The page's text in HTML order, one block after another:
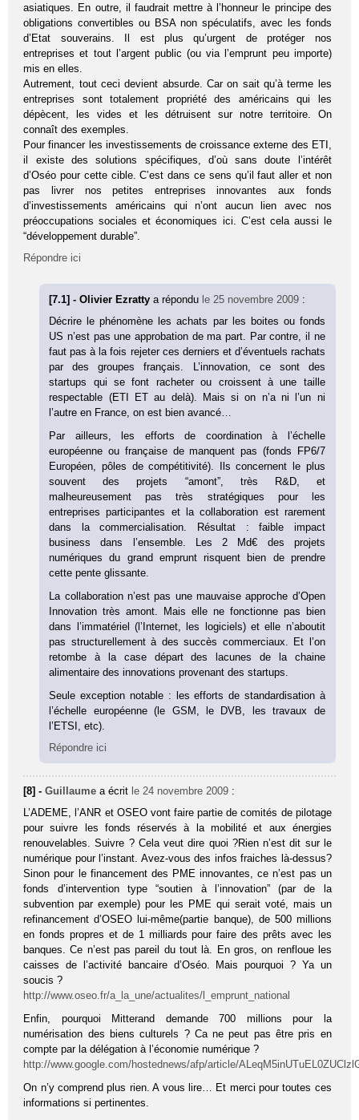
asiatiques. En outre, il faudrait mettre à l’honneur le principe des
obligations convertibles ou BSA non spéculatifs, avec les fonds
d’Etat souverains. Il est plus qu’urgent de protéger nos
entreprises et tout l’argent public (ou via l’emprunt peu importe)
mis en elles.
Autrement, tout ceci devient absurde. Car on sait qu’à terme les
entreprises sont totalement propriété des américains qui les
dépècent, les vides et les détruisent sur notre territoire. On
connaît des exemples.
Pour financer les investissements de croissance externe des ETI,
il existe des solutions spécifiques, d’où sans doute l’intérêt
d’Oséo pour cette cible. C’est dans ce sens qu’il faut aller et non
pas livrer nos petites entreprises innovantes aux fonds
d’investissements américains qui n’ont aucun lien avec nos
préoccupations sociales et économiques ici. C’est cela aussi le
“développement durable”.
Répondre ici
[7.1] - Olivier Ezrattya répondu le 25 novembre 2009 :
Décrire le phénomène les achats par les boites ou fonds
US n’est pas une approbation de ma part. Par contre, il ne
faut pas à la fois rejeter ces derniers et d’éventuels rachats
par des groupes français. L’innovation, ce sont des
startups qui se font racheter ou croissent à une taille
respectable (ETI ET au delà). Mais si on n’a ni l’un ni
l’autre en France, on est bien avancé…
Par ailleurs, les efforts de coordination à l’échelle
européenne ou française de manquent pas (fonds FP6/7
Européen, pôles de compétitivité). Ils concernent le plus
souvent des projets “amont”, très R&D, et
malheureusement pas très stratégiques pour les
entreprises participantes et la collaboration est rarement
dans la commercialisation. Résultat : faible impact
business dans l’ensemble. Les 2 Md€ des projets
numériques du grand emprunt risquent bien de prendre
cette pente glissante.
La collaboration n’est pas une mauvaise approche d’Open
Innovation très amont. Mais elle ne fonctionne pas bien
dans l’immatériel (l’Internet, les logiciels) et elle n’aboutit
pas structurellement à des succès commerciaux. Et l’on
retombe à la case départ des lacunes de la chaine
alimentaire des innovations provenant des startups.
Seule exception notable : les efforts de standardisation à
l’échelle européenne (le GSM, le DVB, les travaux de
l’ETSI, etc).
Répondre ici
[8] -Guillaume a écrit le 24 novembre 2009 :
L’ADEME, l’ANR et OSEO vont faire partie de comités de pilotage
pour suivre les fonds réservés à la mobilité et aux énergies
renouvelables. Suivre ? Cela veut dire quoi ?Rien n’est dit sur le
numérique pour l’instant. Avez-vous des infos fraiches là-dessus?
Sinon pour le financement des PME innovantes, ce n’est pas un
fonds d’intervention type “soutien à l’innovation” (par de la
subvention par exemple) pour les PME qui serait voté, mais un
refinancement d’OSEO lui-même(partie banque), de 500 millions
en fonds propres et de 1 milliards pour faire des prêts avec les
banques. Ce n’est pas pareil du tout là. En gros, on renfloue les
caisses de l’activité bancaire d’Oséo. Mais pourquoi ? Ya un
soucis ?
http://www.oseo.fr/a_la_une/actualites/l_emprunt_national
Enfin, pourquoi Mitterand demande 700 millions pour la
numérisation des biens culturels ? Ca ne peut pas être pris en
compte par la délégation à l’économie numérique ?
http://www.google.com/hostednews/afp/article/
On n’y comprend plus rien. A vous lire… Et merci pour toutes ces
informations si pertinentes.